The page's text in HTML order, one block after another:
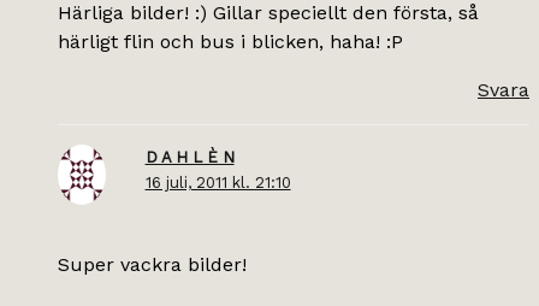
Härliga bilder! :) Gillar speciellt den första, så
härligt flin och bus i blicken, haha! :P
Svara
D A H L È N
16 juli, 2011 kl. 21:10
Super vackra bilder!